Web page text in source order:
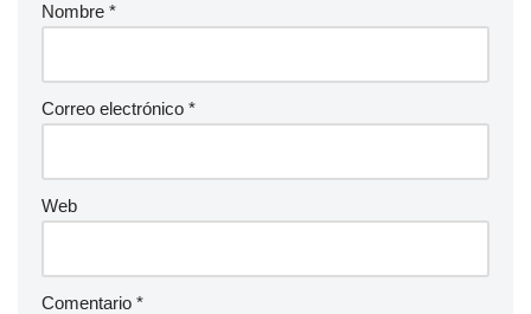
Nombre *
Correo electrónico *
Web
Comentario *